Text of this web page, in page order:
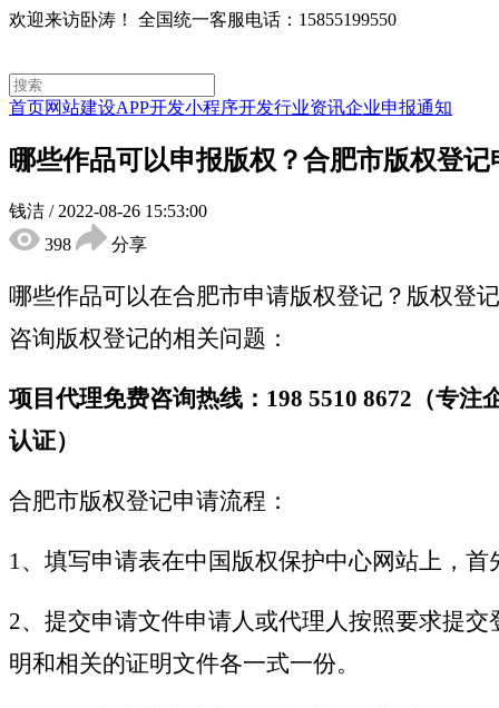
欢迎来访卧涛！ 全国统一客服电话：15855199550
首页网站建设APP开发小程序开发行业资讯企业申报通知
哪些作品可以申报版权？合肥市版权登
钱洁 / 2022-08-26 15:53:00
398
分享
哪些作品可以在合肥市申请版权登记？版权登
咨询版权登记的相关问题：
项目代理免费咨询热线：198 5510 8672（专
认证）
合肥市版权登记申请流程：
1、填写申请表在中国版权保护中心网站上，
2、提交申请文件申请人或代理人按照要求提
明和相关的证明文件各一式一份。